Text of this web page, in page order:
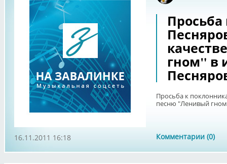
гном" в
Просьба к
песню "Ленивый
Комментарии (0)
16.11.2011 16:18